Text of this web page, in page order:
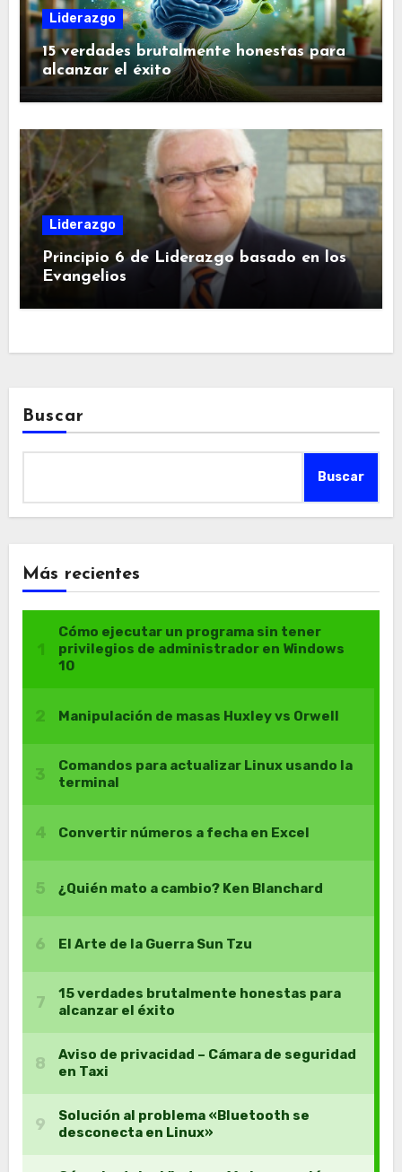
Liderazgo
15 verdades brutalmente honestas para
alcanzar el éxito
Liderazgo
Principio 6 de Liderazgo basado en los
Evangelios
Buscar
Buscar
Más recientes